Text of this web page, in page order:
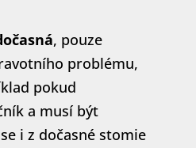
, pouze
problému,
pokud
a musí být
i z dočasné stomie